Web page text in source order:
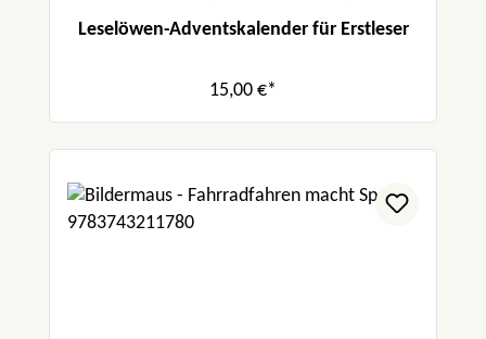
Leselöwen-Adventskalender für Erstleser
15,00 €*